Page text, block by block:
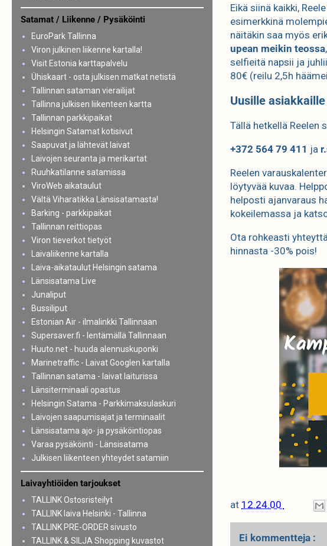
Eikä siinä kaikki,
esimerkkinä
näitäkin saa myös
upean meikin teossa
selfieitä napsii ja
80€ (reilu 2,5h
Uusille
Tällä hetkellä Reelen
+372 564 79 411 ja
Reelen
löytyvää kuvaa.
helposti ajanvaraus
kokeilemassa ja
Ota rohkeasti
hinnasta -30% pois!
at 12.24.00
Ei kommentteja :
Satamat / Liikenne / Pysäköinti
EuroPark Tallinna
Viron julkinen liikenne kartalla!
Visit Estonia karttapalvelu
Ühiskaart - osta julkisen matkat netistä
Tallinnan sataman vierailijat
Tallinna julkisen liikenteen kartta
Tallinnan parkkipaikat
Helsingin Satamat kotisivut
Saapuvat ja lähtevät laivat
Laivojen seuranta ja merikartat
Ruuhkatilanne satamissa
ViroWeb aikataulut
Vältä Viharatikka Länsisatamasta!
Barking - parkkipaikat
Tallinnan reittiopas
Viron tieverkot tietyöt
Laivaliikenne kartalla
Laiva-aikataulut Helsingin satama
Länsisatama Live
Junaliput
Bussiliput
Estonian Air - ilmalinkki Tallinnaan
Supersaver.fi - lentämällä Tallinnaan
Huuto.net - huuda alennuskuponki
Marinetraffic - Laivat Googlen kartalla
Tallinnan satama - laivat laiturissa
Länsiterminaali opastus
Helsingin Satama - Parkkimaksulaskuri
Laivojen saapumisajat ja terminaalit
Länsisatama ajo- ja pysäköintiopas
Varaa pysäköinti - Länsisatama
Julkisen liikenteen yhteydet satamiin
Laivayhtiöiden tarjoukset
TALLINK Ostosristeilyt
TALLINK laiva Helsinki - Tallinna
TALLINK PRE-ORDER sivusto
TALLINK & SILJA Shopping kuvastot